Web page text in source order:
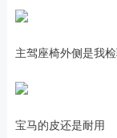
主驾座椅外侧是我
宝马的皮还是耐用